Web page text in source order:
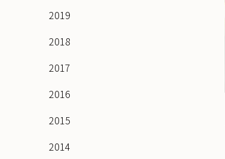
2019
2018
2017
2016
2015
2014